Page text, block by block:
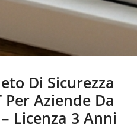
Di Sicurezza
Aziende Da
Licenza 3 Anni